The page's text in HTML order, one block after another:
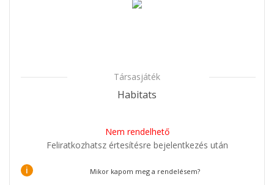
Társasjáték
Habitats
Nem rendelhető
Feliratkozhatsz értesítésre bejelentkezés után
i Mikor kapom meg a rendelésem?